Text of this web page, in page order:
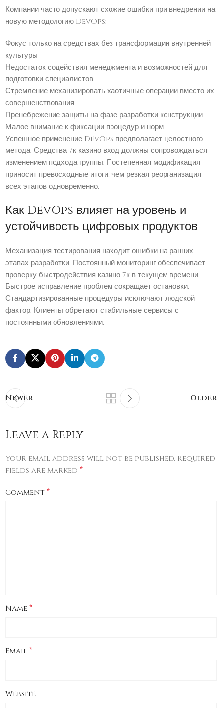
Компании часто допускают схожие ошибки при внедрении на
новую методологию DevOps:
Фокус только на средствах без трансформации внутренней
культуры
Недостаток содействия менеджмента и возможностей для
подготовки специалистов
Стремление механизировать хаотичные операции вместо их
совершенствования
Пренебрежение защиты на фазе разработки конструкции
Малое внимание к фиксации процедур и норм
Успешное применение DevOps предполагает целостного
метода. Средства 7к казино вход должны сопровождаться
изменением подхода группы. Постепенная модификация
приносит превосходные итоги, чем резкая реорганизация
всех этапов одновременно.
Как DevOps влияет на уровень и
устойчивость цифровых продуктов
Механизация тестирования находит ошибки на ранних
этапах разработки. Постоянный мониторинг обеспечивает
проверку быстродействия казино 7к в текущем времени.
Быстрое исправление проблем сокращает остановки.
Стандартизированные процедуры исключают людской
фактор. Клиенты обретают стабильные сервисы с
постоянными обновлениями.
Newer Older
Leave a Reply
Your email address will not be published. Required
fields are marked*
Comment*
Name*
Email*
Website